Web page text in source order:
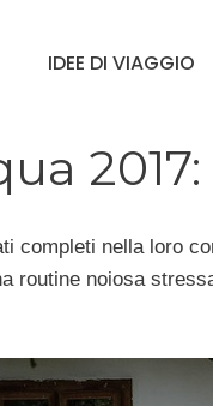
IDEE DI VIAGGIO
completi nella loro
routine noiosa